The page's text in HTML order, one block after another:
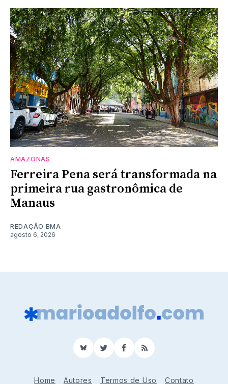
AMAZONAS
Ferreira Pena será transformada na
primeira rua gastronômica de
Manaus
REDAÇÃO BMA
agosto 6, 2026
BlueSkyTwitterFacebook
RSS
Home Autores Termos de Uso Contato